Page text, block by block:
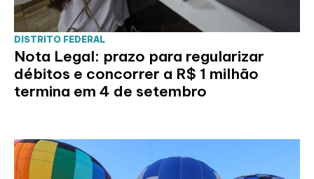
DISTRITO FEDERAL
Nota Legal: prazo para regularizar
débitos e concorrer a R$ 1 milhão
termina em 4 de setembro